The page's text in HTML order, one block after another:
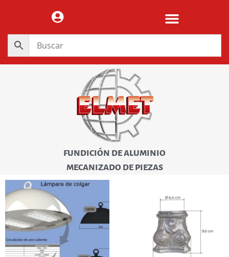
FUNDICIÓN DE ALUMINIO
MECANIZADO DE PIEZAS